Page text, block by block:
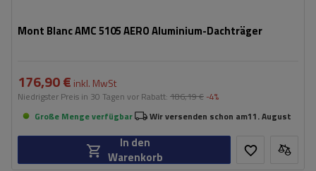
Mont Blanc AMC 5105 AERO Aluminium-Dachträger
176,90 € inkl. MwSt
Niedrigster Preis in 30 Tagen vor Rabatt: 186,19 € -4%
Große Menge verfügbar
Wir versenden schon am11. August
In den
Warenkorb